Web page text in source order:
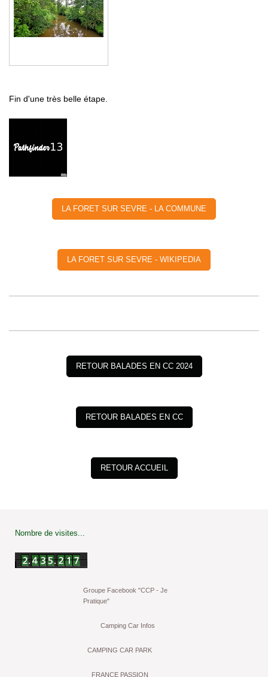
Fin d'une très belle étape.
LA FORET SUR SEVRE - LA COMMUNE
LA FORET SUR SEVRE - WIKIPEDIA
RETOUR BALADES EN CC 2024
RETOUR BALADES EN CC
RETOUR ACCUEIL
Nombre de visites...
Groupe Facebook "CCP - Je
Pratique"
Camping Car Infos
CAMPING CAR PARK
FRANCE PASSION